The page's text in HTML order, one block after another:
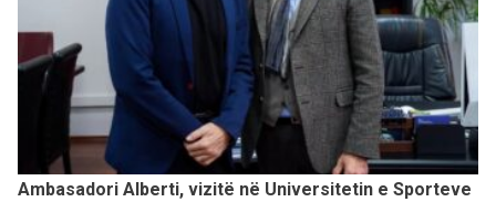
Ambasadori Alberti, vizitë në Universitetin e Sporteve